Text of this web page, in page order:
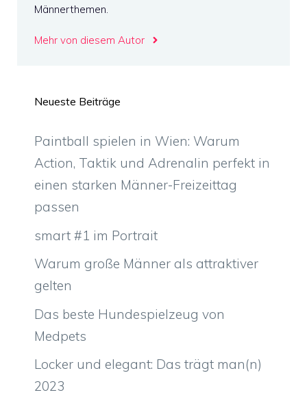
Männerthemen.
Mehr von diesem Autor
Neueste Beiträge
Paintball spielen in Wien: Warum
Action, Taktik und Adrenalin perfekt in
einen starken Männer-Freizeittag
passen
smart #1 im Portrait
Warum große Männer als attraktiver
gelten
Das beste Hundespielzeug von
Medpets
Locker und elegant: Das trägt man(n)
2023